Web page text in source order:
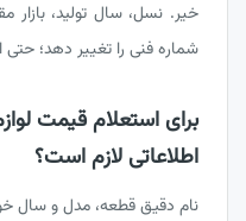
خیر. نسل، سال تولید، بازار
شماره فنی را تغییر دهد؛ حتی
اطلاعاتی لازم است؟
نام دقیق قطعه، مدل و سال